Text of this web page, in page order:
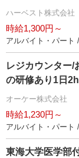
ハーベスト株式会社
時給1,300円～
アルバイト・パート
レジカウンター/
の研修あり1日2h
オーケー株式会社
時給1,230円～
アルバイト・パート
東海大学医学部